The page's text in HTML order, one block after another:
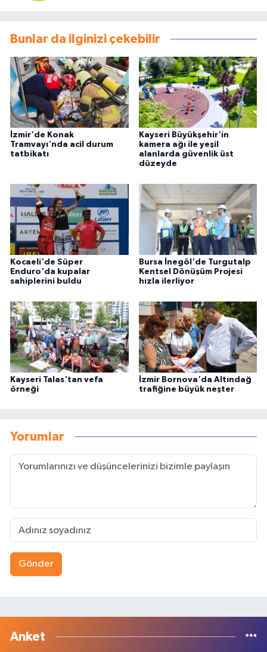
Bunlar da ilginizi çekebilir
İzmir'de Konak
Tramvayı'nda acil durum
tatbikatı
Kayseri Büyükşehir'in
kamera ağı ile yeşil
alanlarda güvenlik üst
düzeyde
Kocaeli'de Süper
Enduro'da kupalar
sahiplerini buldu
Bursa İnegöl'de Turgutalp
Kentsel Dönüşüm Projesi
hızla ilerliyor
Kayseri Talas'tan vefa
örneği
İzmir Bornova'da Altındağ
trafiğine büyük neşter
Yorumlar
Gönder
Anket